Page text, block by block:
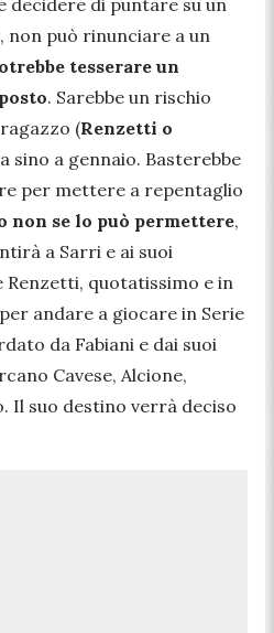
non può rinunciare a un
tesserare un
. Sarebbe un rischio
(Renzetti o
sino a gennaio. Basterebbe
per mettere a repentaglio
non se lo può permettere,
a Sarri e ai suoi
quotatissimo e in
andare a giocare in Serie
da Fabiani e dai suoi
Cavese, Alcione,
Il suo destino verrà deciso